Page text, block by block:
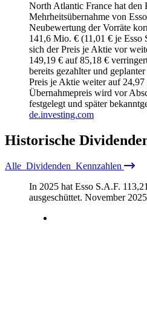
North Atlantic France hat den
Mehrheitsübernahme von
Neubewertung der Vorräte
141,6 Mio. € (11,01 € je
sich der Preis je Aktie vor
149,19 € auf 85,18 €
bereits gezahlter und
Preis je Aktie weiter auf
Übernahmepreis wird vor
festgelegt und später
de.investing.com
Historische
Alle Dividenden Kennzahlen
In 2025 hat Esso S.A.F. 113,21
ausgeschüttet. November 2025